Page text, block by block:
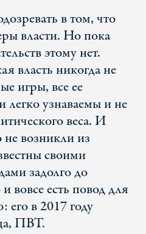
в том, что
власти. Но пока
этому нет.
власть никогда не
игры, все ее
легко узнаваемы и не
веса. И
возникли из
своими
задолго до
вовсе есть повод для
его в 2017 году
ПВТ.